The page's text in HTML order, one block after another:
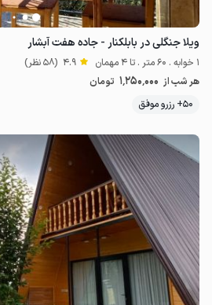
ویلا جنگلی در بابلکنار - جاده هفت آبشار
1 خوابه . 60 متر . تا 4 مهمان 4.9 (58 نظر)
هر شب از 1٬250٬000 تومان
50+ رزرو موفق